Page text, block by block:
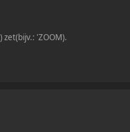
) zet(bijv.: 'ZOOM).